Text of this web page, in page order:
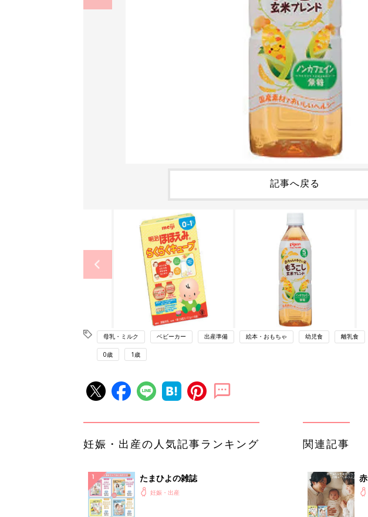
記事へ戻る
母乳・ミルク ベビーカー 出産準備 絵本・おもちゃ 幼児食 離乳食
0歳 1歳
妊娠・出産の人気記事ランキング
たまひよの雑誌
妊娠・出産
関連記事